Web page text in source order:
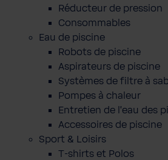
Réducteur de pression
Consommables
Eau de piscine
Robots de piscine
Aspirateurs de piscine
Systèmes de filtre à
Pompes à chaleur
Entretien de l'eau des
Accessoires de piscine
Sport & Loisirs
T-shirts et Polos